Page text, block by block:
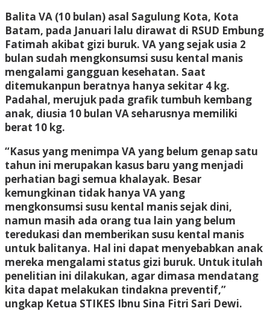
Balita VA (10 bulan) asal Sagulung Kota, Kota
Batam, pada Januari lalu dirawat di RSUD Embung
Fatimah akibat gizi buruk. VA yang sejak usia 2
bulan sudah mengkonsumsi susu kental manis
mengalami gangguan kesehatan. Saat
ditemukanpun beratnya hanya sekitar 4 kg.
Padahal, merujuk pada grafik tumbuh kembang
anak, diusia 10 bulan VA seharusnya memiliki
berat 10 kg.
“Kasus yang menimpa VA yang belum genap satu
tahun ini merupakan kasus baru yang menjadi
perhatian bagi semua khalayak. Besar
kemungkinan tidak hanya VA yang
mengkonsumsi susu kental manis sejak dini,
namun masih ada orang tua lain yang belum
teredukasi dan memberikan susu kental manis
untuk balitanya. Hal ini dapat menyebabkan anak
mereka mengalami status gizi buruk. Untuk itulah
penelitian ini dilakukan, agar dimasa mendatang
kita dapat melakukan tindakna preventif,”
ungkap Ketua STIKES Ibnu Sina Fitri Sari Dewi.